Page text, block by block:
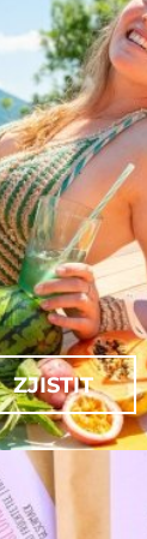
ZJISTIT